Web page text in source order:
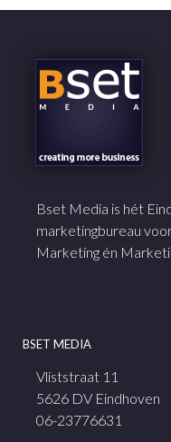
Bset Media is hét
marketingbureau
Marketing én
BSET MEDIA
Vliststraat 11
5626 DV Eindhoven
06-23776631